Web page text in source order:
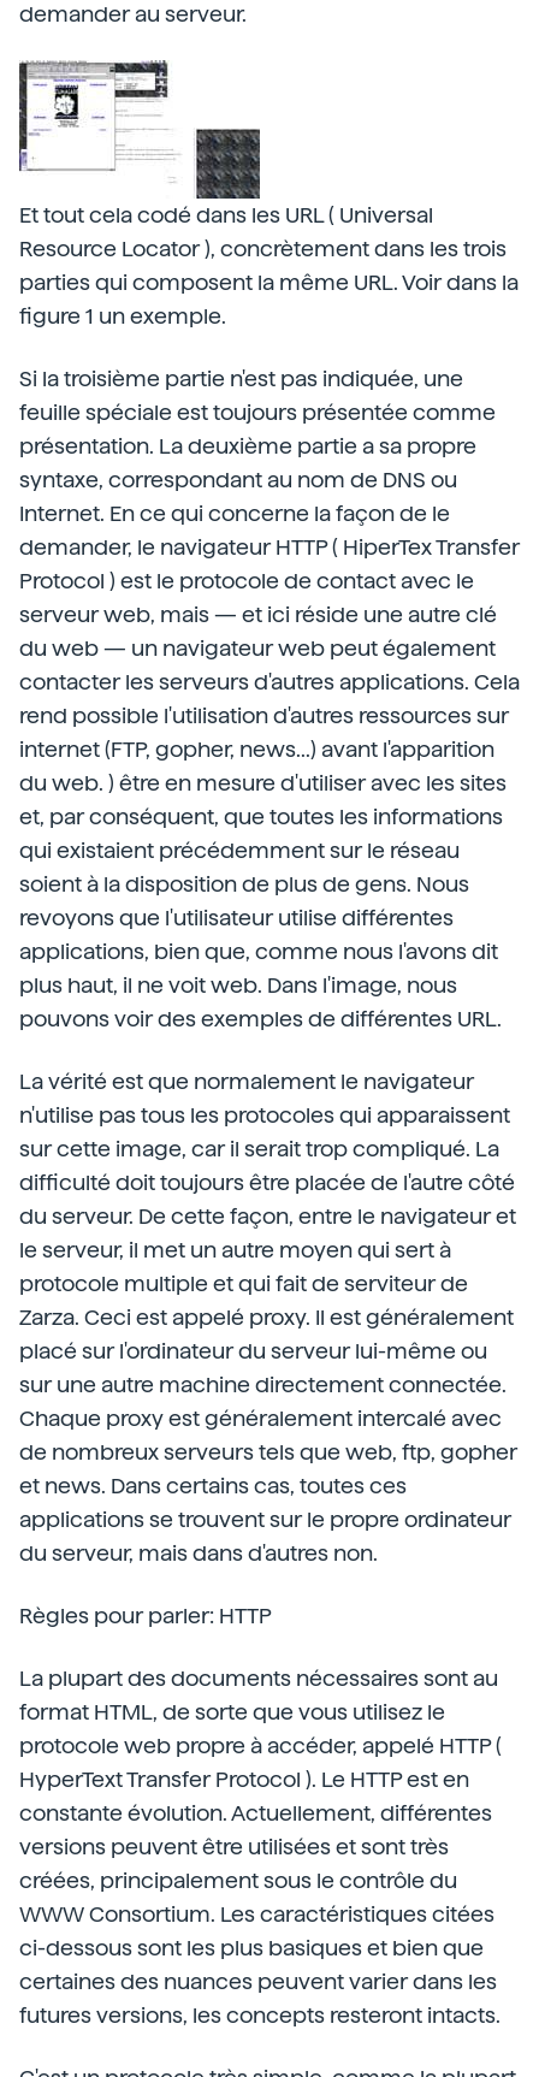
demander au serveur.
Et tout cela codé dans les URL ( Universal
Resource Locator ), concrètement dans les trois
parties qui composent la même URL. Voir dans la
figure 1 un exemple.
Si la troisième partie n'est pas indiquée, une
feuille spéciale est toujours présentée comme
présentation. La deuxième partie a sa propre
syntaxe, correspondant au nom de DNS ou
Internet. En ce qui concerne la façon de le
demander, le navigateur HTTP ( HiperTex Transfer
Protocol ) est le protocole de contact avec le
serveur web, mais — et ici réside une autre clé
du web — un navigateur web peut également
contacter les serveurs d'autres applications. Cela
rend possible l'utilisation d'autres ressources sur
internet (FTP, gopher, news...) avant l'apparition
du web. ) être en mesure d'utiliser avec les sites
et, par conséquent, que toutes les informations
qui existaient précédemment sur le réseau
soient à la disposition de plus de gens. Nous
revoyons que l'utilisateur utilise différentes
applications, bien que, comme nous l'avons dit
plus haut, il ne voit web. Dans l'image, nous
pouvons voir des exemples de différentes URL.
La vérité est que normalement le navigateur
n'utilise pas tous les protocoles qui apparaissent
sur cette image, car il serait trop compliqué. La
difficulté doit toujours être placée de l'autre côté
du serveur. De cette façon, entre le navigateur et
le serveur, il met un autre moyen qui sert à
protocole multiple et qui fait de serviteur de
Zarza. Ceci est appelé proxy. Il est généralement
placé sur l'ordinateur du serveur lui-même ou
sur une autre machine directement connectée.
Chaque proxy est généralement intercalé avec
de nombreux serveurs tels que web, ftp, gopher
et news. Dans certains cas, toutes ces
applications se trouvent sur le propre ordinateur
du serveur, mais dans d'autres non.
Règles pour parler: HTTP
La plupart des documents nécessaires sont au
format HTML, de sorte que vous utilisez le
protocole web propre à accéder, appelé HTTP (
HyperText Transfer Protocol ). Le HTTP est en
constante évolution. Actuellement, différentes
versions peuvent être utilisées et sont très
créées, principalement sous le contrôle du
WWW Consortium. Les caractéristiques citées
ci-dessous sont les plus basiques et bien que
certaines des nuances peuvent varier dans les
futures versions, les concepts resteront intacts.